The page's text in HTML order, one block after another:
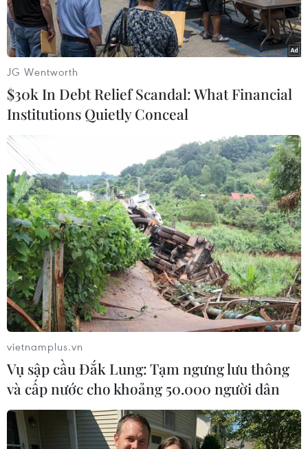
JG Wentworth
$30k In Debt Relief Scandal: What Financial
Institutions Quietly Conceal
vietnamplus.vn
Vụ sập cầu Đắk Lung: Tạm ngưng lưu thông
và cấp nước cho khoảng 50.000 người dân